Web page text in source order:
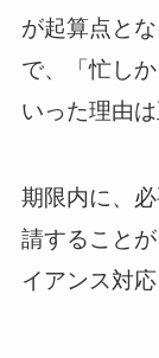
が起算点と
で、「忙し
いった理由
期限内に、
請すること
イアンス対応